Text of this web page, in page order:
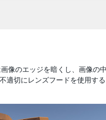
像のエッジを暗くし、画像の
適切にレンズフードを使用す